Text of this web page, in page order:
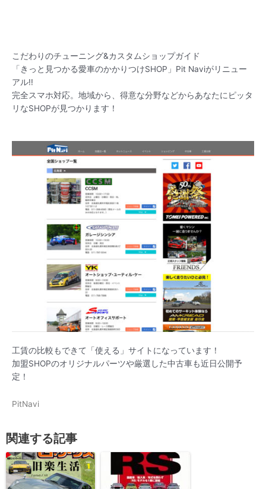
こだわりのチューニング&カスタムショップガイド
「きっと見つかる愛車のかかりつけSHOP」Pit Naviがリニュー
アル!!
完全スマホ対応。地域から、得意な分野などからあなたにピッタ
リなSHOPが見つかります！
工賃の比較もできて「使える」サイトになっています！
加盟SHOPのオリジナルパーツや厳選した中古車も近日公開予
定！
PitNavi
関連する記事